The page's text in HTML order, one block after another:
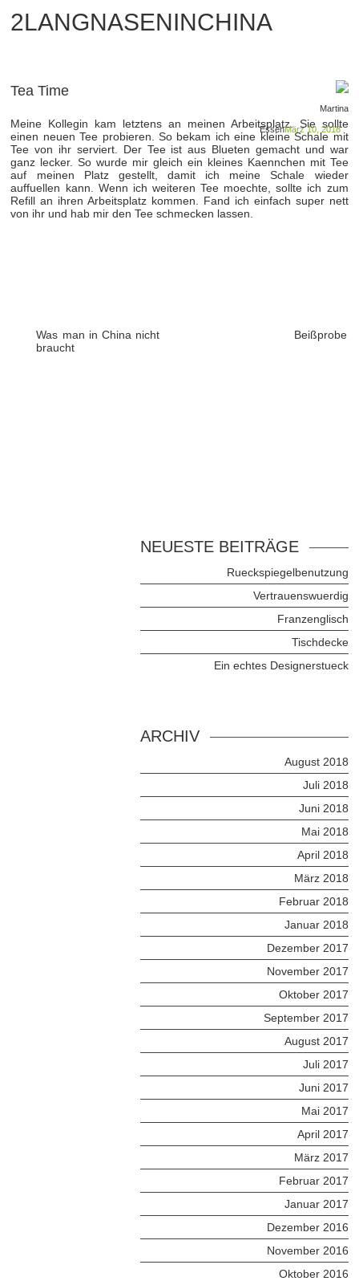
2LANGNASENINCHINA
Tea Time
Martina
März 10, 2018
Essen
Meine Kollegin kam letztens an meinen Arbeitsplatz. Sie sollte
einen neuen Tee probieren. So bekam ich eine kleine Schale mit
Tee von ihr serviert. Der Tee ist aus Blueten gemacht und war
ganz lecker. So wurde mir gleich ein kleines Kaennchen mit Tee
auf meinen Platz gestellt, damit ich meine Schale wieder
auffuellen kann. Wenn ich weiteren Tee moechte, sollte ich zum
Refill an ihren Arbeitsplatz kommen. Fand ich einfach super nett
von ihr und hab mir den Tee schmecken lassen.
Was man in China nicht
braucht
Beißprobe
NEUESTE BEITRÄGE
Rueckspiegelbenutzung
Vertrauenswuerdig
Franzenglisch
Tischdecke
Ein echtes Designerstueck
ARCHIV
August 2018
Juli 2018
Juni 2018
Mai 2018
April 2018
März 2018
Februar 2018
Januar 2018
Dezember 2017
November 2017
Oktober 2017
September 2017
August 2017
Juli 2017
Juni 2017
Mai 2017
April 2017
März 2017
Februar 2017
Januar 2017
Dezember 2016
November 2016
Oktober 2016